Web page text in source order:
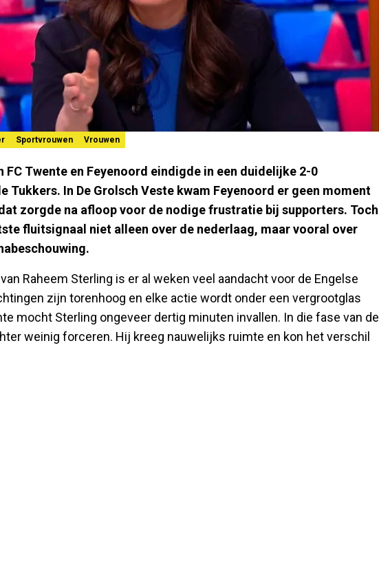
Sportvrouwen Vrouwen
FC Twente en Feyenoord eindigde in een duidelijke 2-0
Tukkers. In De Grolsch Veste kwam Feyenoord er geen moment
zorgde na afloop voor de nodige frustratie bij supporters. Toch
fluitsignaal niet alleen over de nederlaag, maar vooral over
Raheem Sterling is er al weken veel aandacht voor de Engelse
zijn torenhoog en elke actie wordt onder een vergrootglas
mocht Sterling ongeveer dertig minuten invallen. In die fase van de
weinig forceren. Hij kreeg nauwelijks ruimte en kon het verschil